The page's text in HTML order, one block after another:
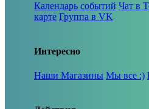
Календарь событий Чат в
карте Группа в VK
Интересно
Наши Магазины Мы все :)